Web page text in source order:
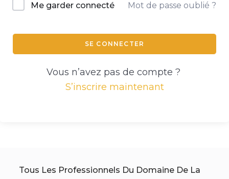
Me garder connecté Mot de passe oublié ?
SE CONNECTER
Vous n’avez pas de compte ?
S’inscrire maintenant
Tous Les Professionnels Du Domaine De La